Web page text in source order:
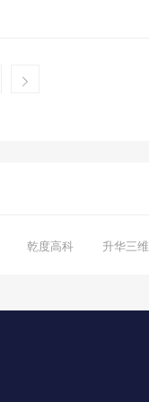
乾度高科 升华三维